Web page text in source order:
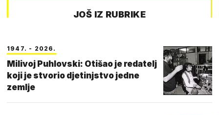
JOŠ IZ RUBRIKE
1947. - 2026.
Milivoj Puhlovski: Otišao je redatelj
koji je stvorio djetinjstvo jedne
zemlje